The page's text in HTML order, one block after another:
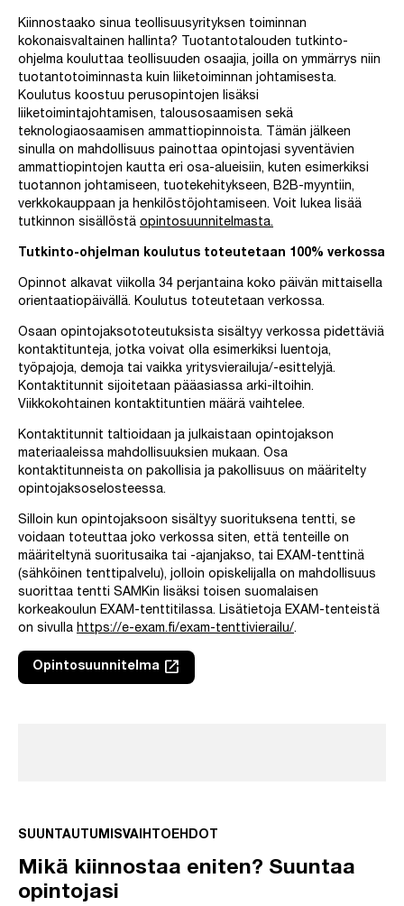
Kiinnostaako sinua teollisuusyrityksen toiminnan
kokonaisvaltainen hallinta? Tuotantotalouden tutkinto-
ohjelma kouluttaa teollisuuden osaajia, joilla on ymmärrys niin
tuotantotoiminnasta kuin liiketoiminnan johtamisesta.
Koulutus koostuu perusopintojen lisäksi
liiketoimintajohtamisen, talousosaamisen sekä
teknologiaosaamisen ammattiopinnoista. Tämän jälkeen
sinulla on mahdollisuus painottaa opintojasi syventävien
ammattiopintojen kautta eri osa-alueisiin, kuten esimerkiksi
tuotannon johtamiseen, tuotekehitykseen, B2B-myyntiin,
verkkokauppaan ja henkilöstöjohtamiseen. Voit lukea lisää
tutkinnon sisällöstä opintosuunnitelmasta.
Tutkinto-ohjelman koulutus toteutetaan 100% verkossa
Opinnot alkavat viikolla 34 perjantaina koko päivän mittaisella
orientaatiopäivällä. Koulutus toteutetaan verkossa.
Osaan opintojaksototeutuksista sisältyy verkossa pidettäviä
kontaktitunteja, jotka voivat olla esimerkiksi luentoja,
työpajoja, demoja tai vaikka yritysvierailuja/-esittelyjä.
Kontaktitunnit sijoitetaan pääasiassa arki-iltoihin.
Viikkokohtainen kontaktituntien määrä vaihtelee.
Kontaktitunnit taltioidaan ja julkaistaan opintojakson
materiaaleissa mahdollisuuksien mukaan. Osa
kontaktitunneista on pakollisia ja pakollisuus on määritelty
opintojaksoselosteessa.
Silloin kun opintojaksoon sisältyy suorituksena tentti, se
voidaan toteuttaa joko verkossa siten, että tenteille on
määriteltynä suoritusaika tai -ajanjakso, tai EXAM-tenttinä
(sähköinen tenttipalvelu), jolloin opiskelijalla on mahdollisuus
suorittaa tentti SAMKin lisäksi toisen suomalaisen
korkeakoulun EXAM-tenttitilassa. Lisätietoja EXAM-tenteistä
on sivulla https://e-exam.fi/exam-tenttivierailu/.
Opintosuunnitelma
Linkki avautuu uuteen välilehteen
launch
SUUNTAUTUMISVAIHTOEHDOT
Mikä kiinnostaa eniten? Suuntaa
opintojasi